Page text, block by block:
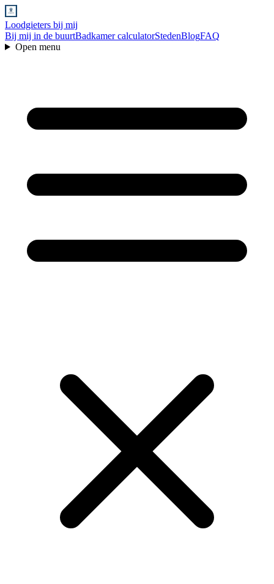
Loodgieters bij mij
Bij mij in de buurtBadkamer calculatorStedenBlogFAQ
Open menu